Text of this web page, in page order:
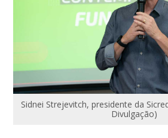
Sidnei Strejevitch, presidente da
Divulgação)